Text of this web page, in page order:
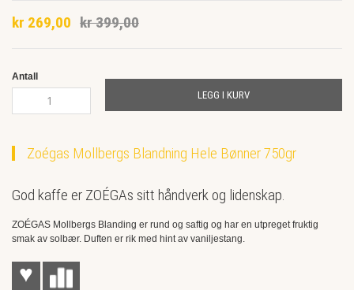
of
kr 269,00 kr 399,00
Antall
LEGG I KURV
Zoégas Mollbergs Blandning Hele Bønner 750gr
God kaffe er ZOÉGAs sitt håndverk og lidenskap.
ZOÉGAS Mollbergs Blanding er rund og saftig og har en utpreget fruktig
smak av solbær. Duften er rik med hint av vaniljestang.
♥